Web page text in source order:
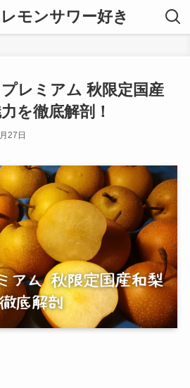
モンサワー好き
レミアム 秋限定国産
を徹底解剖！
27日